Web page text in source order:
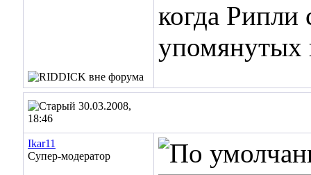
когда Рипли
упомянутых
30.03.2008,
18:46
Ikar11
Супер-модератор